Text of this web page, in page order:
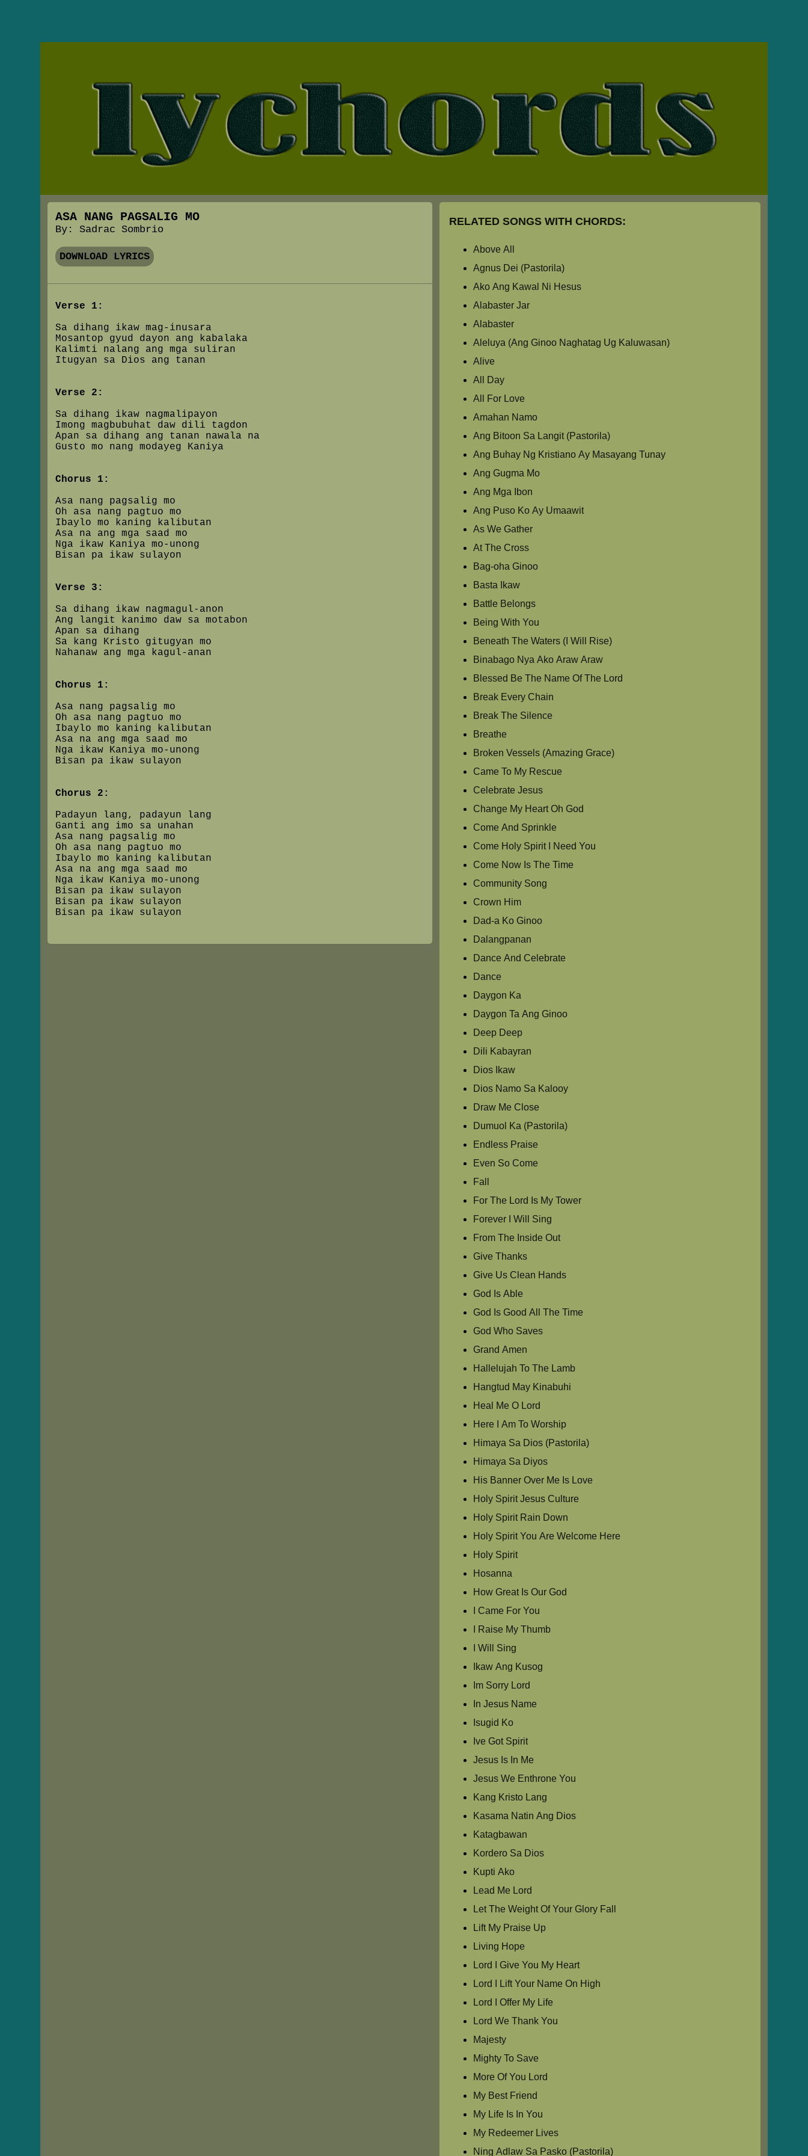
ASA NANG PAGSALIG MO
By: Sadrac Sombrio
DOWNLOAD LYRICS
Verse 1:
Sa dihang ikaw mag-inusara
Mosantop gyud dayon ang kabalaka
Kalimti nalang ang mga suliran
Itugyan sa Dios ang tanan
Verse 2:
Sa dihang ikaw nagmalipayon
Imong magbubuhat daw dili tagdon
Apan sa dihang ang tanan nawala na
Gusto mo nang modayeg Kaniya
Chorus 1:
Asa nang pagsalig mo
Oh asa nang pagtuo mo
Ibaylo mo kaning kalibutan
Asa na ang mga saad mo
Nga ikaw Kaniya mo-unong
Bisan pa ikaw sulayon
Verse 3:
Sa dihang ikaw nagmagul-anon
Ang langit kanimo daw sa motabon
Apan sa dihang
Sa kang Kristo gitugyan mo
Nahanaw ang mga kagul-anan
Chorus 1:
Asa nang pagsalig mo
Oh asa nang pagtuo mo
Ibaylo mo kaning kalibutan
Asa na ang mga saad mo
Nga ikaw Kaniya mo-unong
Bisan pa ikaw sulayon
Chorus 2:
Padayun lang, padayun lang
Ganti ang imo sa unahan
Asa nang pagsalig mo
Oh asa nang pagtuo mo
Ibaylo mo kaning kalibutan
Asa na ang mga saad mo
Nga ikaw Kaniya mo-unong
Bisan pa ikaw sulayon
Bisan pa ikaw sulayon
Bisan pa ikaw sulayon
RELATED SONGS WITH CHORDS:
Above All
Agnus Dei (Pastorila)
Ako Ang Kawal Ni Hesus
Alabaster Jar
Alabaster
Aleluya (Ang Ginoo Naghatag Ug Kaluwasan)
Alive
All Day
All For Love
Amahan Namo
Ang Bitoon Sa Langit (Pastorila)
Ang Buhay Ng Kristiano Ay Masayang Tunay
Ang Gugma Mo
Ang Mga Ibon
Ang Puso Ko Ay Umaawit
As We Gather
At The Cross
Bag-oha Ginoo
Basta Ikaw
Battle Belongs
Being With You
Beneath The Waters (I Will Rise)
Binabago Nya Ako Araw Araw
Blessed Be The Name Of The Lord
Break Every Chain
Break The Silence
Breathe
Broken Vessels (Amazing Grace)
Came To My Rescue
Celebrate Jesus
Change My Heart Oh God
Come And Sprinkle
Come Holy Spirit I Need You
Come Now Is The Time
Community Song
Crown Him
Dad-a Ko Ginoo
Dalangpanan
Dance And Celebrate
Dance
Daygon Ka
Daygon Ta Ang Ginoo
Deep Deep
Dili Kabayran
Dios Ikaw
Dios Namo Sa Kalooy
Draw Me Close
Dumuol Ka (Pastorila)
Endless Praise
Even So Come
Fall
For The Lord Is My Tower
Forever I Will Sing
From The Inside Out
Give Thanks
Give Us Clean Hands
God Is Able
God Is Good All The Time
God Who Saves
Grand Amen
Hallelujah To The Lamb
Hangtud May Kinabuhi
Heal Me O Lord
Here I Am To Worship
Himaya Sa Dios (Pastorila)
Himaya Sa Diyos
His Banner Over Me Is Love
Holy Spirit Jesus Culture
Holy Spirit Rain Down
Holy Spirit You Are Welcome Here
Holy Spirit
Hosanna
How Great Is Our God
I Came For You
I Raise My Thumb
I Will Sing
Ikaw Ang Kusog
Im Sorry Lord
In Jesus Name
Isugid Ko
Ive Got Spirit
Jesus Is In Me
Jesus We Enthrone You
Kang Kristo Lang
Kasama Natin Ang Dios
Katagbawan
Kordero Sa Dios
Kupti Ako
Lead Me Lord
Let The Weight Of Your Glory Fall
Lift My Praise Up
Living Hope
Lord I Give You My Heart
Lord I Lift Your Name On High
Lord I Offer My Life
Lord We Thank You
Majesty
Mighty To Save
More Of You Lord
My Best Friend
My Life Is In You
My Redeemer Lives
Ning Adlaw Sa Pasko (Pastorila)